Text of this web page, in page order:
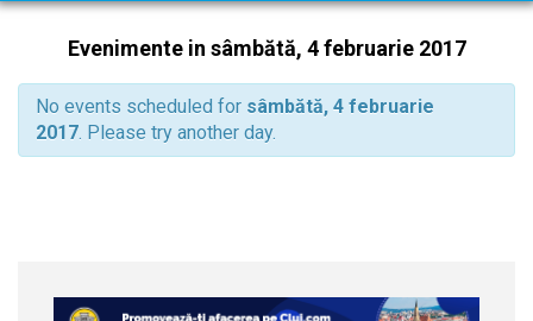
Evenimente in sâmbătă, 4 februarie 2017
No events scheduled for sâmbătă, 4 februarie
2017. Please try another day.